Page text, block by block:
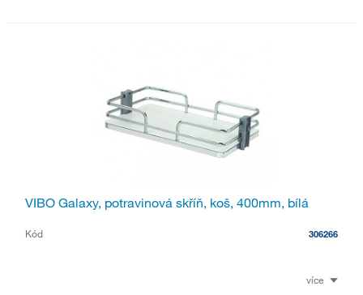
VIBO Galaxy, potravinová skříň, koš, 400mm, bílá
Kód 306266
více